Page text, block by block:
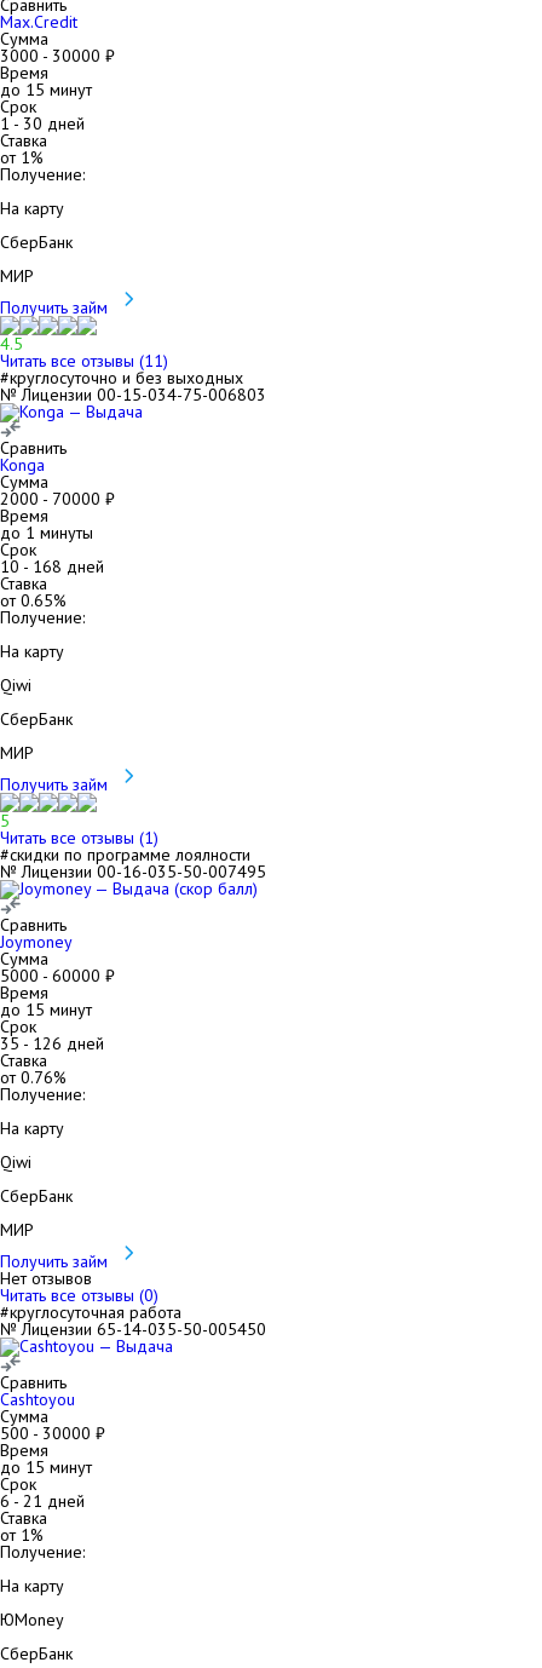
Сравнить
Max.Credit
Сумма
3000 - 30000 ₽
Время
до 15 минут
Срок
1- 30 дней
Ставка
от 1%
Получение:
На карту
СберБанк
МИР
Получить займ
4.5
Читать все отзывы (11)
#круглосуточно и без выходных
№ Лицензии 00-15-034-75-006803
Сравнить
Konga
Сумма
2000 - 70000 ₽
Время
до 1 минуты
Срок
10 - 168 дней
Ставка
от0.65%
Получение:
На карту
Qiwi
СберБанк
МИР
Получить займ
5
Читать все отзывы (1)
#скидки по программе лоялности
№ Лицензии 00-16-035-50-007495
Сравнить
Joymoney
Сумма
5000 - 60000 ₽
Время
до 15 минут
Срок
35 - 126 дней
Ставка
от0.76%
Получение:
На карту
Qiwi
СберБанк
МИР
Получить займ
Нет отзывов
Читать все отзывы (0)
#круглосуточная работа
№ Лицензии 65-14-035-50-005450
Сравнить
Cashtoyou
Сумма
500 - 30000 ₽
Время
до 15 минут
Срок
6- 21 дней
Ставка
от 1%
Получение:
На карту
ЮMoney
СберБанк